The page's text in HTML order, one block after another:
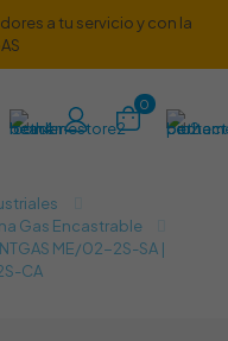
a tu servicio y con la
0
Gas Encastrable
ME/02-2S-SA |
CA